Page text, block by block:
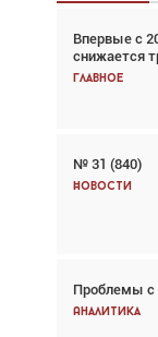
Впервые с
снижается
Главное
№ 31 (840)
Новости
Проблемы с
Аналитика
Взгляд с
Главное
говорит
Впервые с
снижается